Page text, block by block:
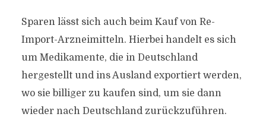
Sparen lässt sich auch beim Kauf von Re-
Import-Arzneimitteln. Hierbei handelt es sich
um Medikamente, die in Deutschland
hergestellt und ins Ausland exportiert werden,
wo sie billiger zu kaufen sind, um sie dann
wieder nach Deutschland zurückzuführen.